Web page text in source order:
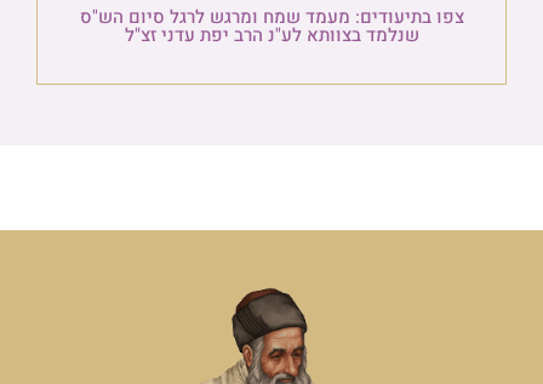
צפו בתיעודים: מעמד שמח ומרגש לרגל סיום הש"ס
שנלמד בצוותא לע"נ הרב יפת עדני זצ"ל